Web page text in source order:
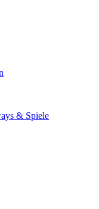
& Spiele